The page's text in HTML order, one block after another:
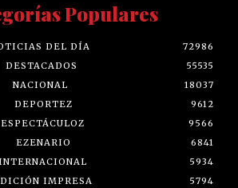
Populares
DEL DÍA
72986
DESTACADOS
55535
NACIONAL
18037
DEPORTEZ
9612
ESPECTÁCULOZ
9566
EZENARIO
6841
5934
IMPRESA
5794